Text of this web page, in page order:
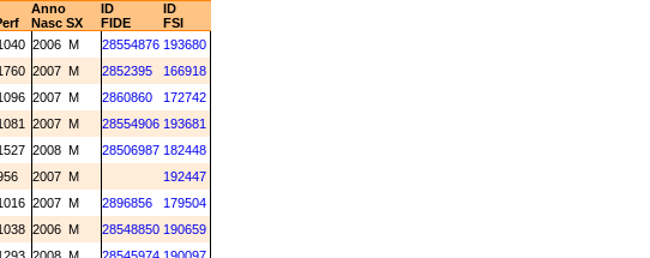
Anno ID
ID
Nasc SX FIDE
FSI
2006 M 28554876 193680
2007 M 2852395
166918
2007 M 2860860
172742
2007 M 28554906 193681
2008 M 28506987 182448
2007 M
192447
2007 M 2896856
179504
2006 M 28548850 190659